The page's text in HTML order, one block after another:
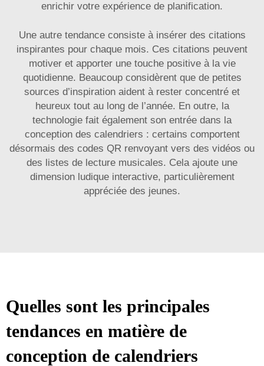
enrichir votre expérience de planification.
Une autre tendance consiste à insérer des citations
inspirantes pour chaque mois. Ces citations peuvent
motiver et apporter une touche positive à la vie
quotidienne. Beaucoup considèrent que de petites
sources d’inspiration aident à rester concentré et
heureux tout au long de l’année. En outre, la
technologie fait également son entrée dans la
conception des calendriers : certains comportent
désormais des codes QR renvoyant vers des vidéos ou
des listes de lecture musicales. Cela ajoute une
dimension ludique interactive, particulièrement
appréciée des jeunes.
Quelles sont les principales
tendances en matière de
conception de calendriers